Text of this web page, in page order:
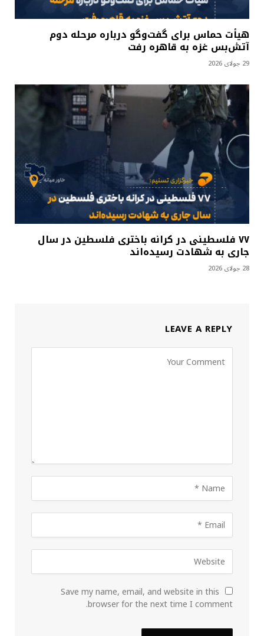
هیأت حماس برای گفت‌وگو درباره مرحله دوم
آتش‌بس غزه به قاهره رفت
29 جولای 2026
۷۷ فلسطینی در کرانه باختری فلسطین در سال
جاری به شهادت رسیده‌اند
28 جولای 2026
LEAVE A REPLY
Save my name, email, and website in this
browser for the next time I comment.